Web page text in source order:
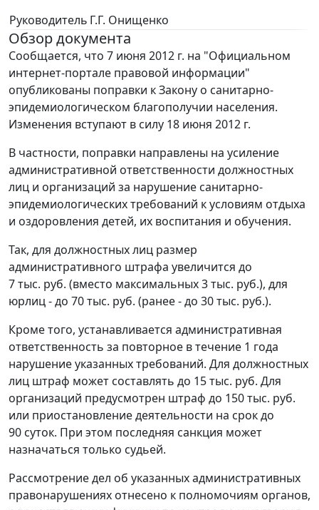
Руководитель Г.Г. Онищенко
Обзор документа
Сообщается, что 7 июня 2012 г. на "Официальном
интернет-портале правовой информации"
опубликованы поправки к Закону о санитарно-
эпидемиологическом благополучии населения.
Изменения вступают в силу 18 июня 2012 г.
В частности, поправки направлены на усиление
административной ответственности должностных
лиц и организаций за нарушение санитарно-
эпидемиологических требований к условиям отдыха
и оздоровления детей, их воспитания и обучения.
Так, для должностных лиц размер
административного штрафа увеличится до
7 тыс. руб. (вместо максимальных 3 тыс. руб.), для
юрлиц - до 70 тыс. руб. (ранее - до 30 тыс. руб.).
Кроме того, устанавливается административная
ответственность за повторное в течение 1 года
нарушение указанных требований. Для должностных
лиц штраф может составлять до 15 тыс. руб. Для
организаций предусмотрен штраф до 150 тыс. руб.
или приостановление деятельности на срок до
90 суток. При этом последняя санкция может
назначаться только судьей.
Рассмотрение дел об указанных административных
правонарушениях отнесено к полномочиям органов,